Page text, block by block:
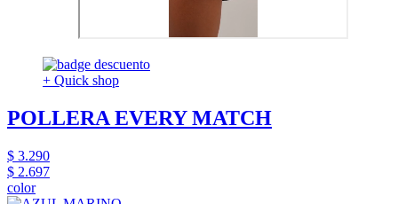
+ Quick shop
POLLERA EVERY MATCH
$ 3.290
$ 2.697
color